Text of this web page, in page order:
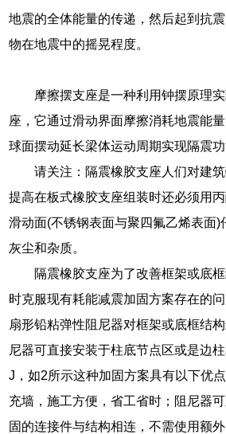
地震的全体能量的传递，然后起到抗
物在地震中的摇晃程度。
摩擦摆支座是一种利用钟摆原理
座，它通过滑动界面摩擦消耗地震能
球面摆动延长梁体运动周期实现隔震功
请关注：隔震橡胶支座人们对建
提高在板式橡胶支座组装时还必须用
滑动面(不锈钢表面与聚四氟乙烯表面)
灰尘和杂质。
隔震橡胶支座为了改善框架或底
时克服现有耗能减震加固方案存在的
扇形铅粘弹性阻尼器对框架或底框结
尼器可直接安装于柱底节点区或是边
J，如2所示这种加固方案具有以下优
充墙，施工方便，省工省时；阻尼器
固的连接件与结构相连，不需使用额